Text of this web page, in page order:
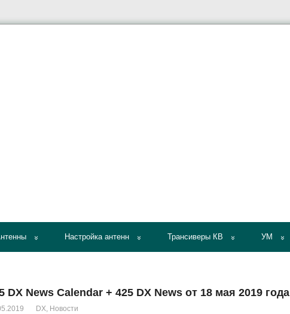
Настройка антенн Трансиверы КВ УМ
DX News Calendar + 425 DX News от 18 мая 2019 года
DX, Новости